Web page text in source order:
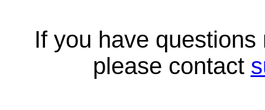
If you have
please contact